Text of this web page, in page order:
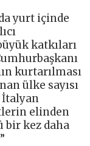
yurt içinde
katkıları
kurtarılması
ülke sayısı
İtalyan
elinden
bir kez daha